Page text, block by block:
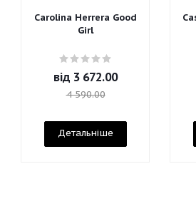
Carolina Herrera Good
Girl
від 3 672.00
4 590.00
Детальніше